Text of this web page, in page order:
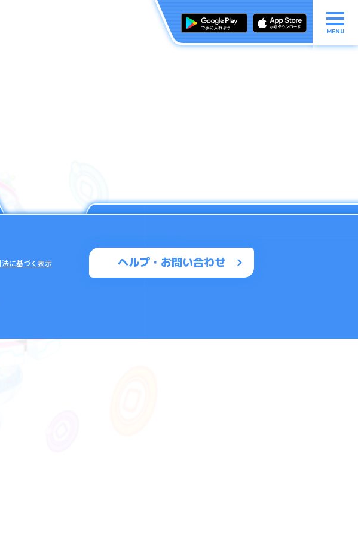
MENU
ヘルプ・お問い合わせ
に基づく表示